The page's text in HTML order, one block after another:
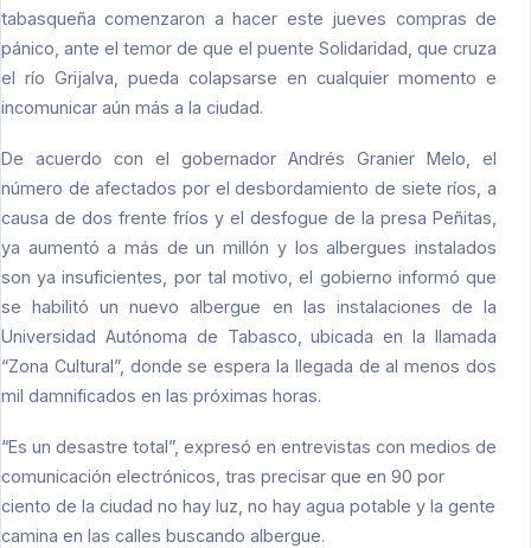
tabasqueña comenzaron a hacer este jueves compras de
pánico, ante el temor de que el puente Solidaridad, que cruza
el río Grijalva, pueda colapsarse en cualquier momento e
incomunicar aún más a la ciudad.
De acuerdo con el gobernador Andrés Granier Melo, el
número de afectados por el desbordamiento de siete ríos, a
causa de dos frente fríos y el desfogue de la presa Peñitas,
ya aumentó a más de un millón y los albergues instalados
son ya insuficientes, por tal motivo, el gobierno informó que
se habilitó un nuevo albergue en las instalaciones de la
Universidad Autónoma de Tabasco, ubicada en la llamada
“Zona Cultural”, donde se espera la llegada de al menos dos
mil damnificados en las próximas horas.
“Es un desastre total”, expresó en entrevistas con medios de
comunicación electrónicos, tras precisar que en 90 por
ciento de la ciudad no hay luz, no hay agua potable y la gente
camina en las calles buscando albergue.